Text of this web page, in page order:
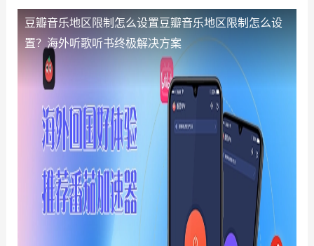
豆瓣音乐地区限制怎么设置豆瓣音乐地区限制怎么设
置？海外听歌听书终极解决方案